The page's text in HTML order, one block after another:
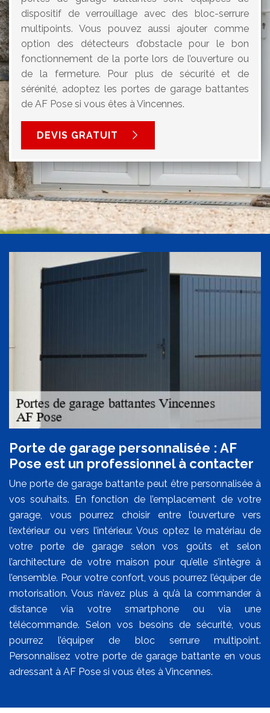
dispositif de verrouillage avec des bloc-serrure
multipoints. Vous pouvez aussi ajouter comme
option des détecteurs d’obstacle pour le bon
fonctionnement de la porte lors de l’ouverture ou
de la fermeture. Pour plus de sécurité et de
sérénité, adoptez les portes de garage battantes
de AF Pose si vous êtes à Vincennes.
DEVIS GRATUIT
Porte de garage personnalisée : AF
Pose est un professionnel à contacter
Une porte de garage battante peut être personnalisée à
vos souhaits. En fonction de l’emplacement de votre
garage, vous pourrez choisir entre l’ouverture vers
l’extérieur ou vers l’intérieur. Vous optez le matériau de
votre porte de garage selon vos goûts et selon
l’architecture de votre maison pour qu’elle s’intègre à
l’ensemble. Pour votre confort, vous pourrez l’équiper de
motorisation. Vous n’avez plus à qu’à la commander à
distance via votre smartphone ou via une
télécommande. Selon vos besoins de sécurité, vous
pourrez l’équiper de bloc serrure multipoint.
Personnalisez votre porte de garage battante en vous
adressant à AF Pose si vous êtes à Vincennes.